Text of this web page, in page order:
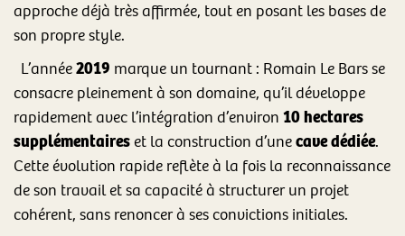
approche déjà très affirmée, tout en posant les bases de
son propre style.
L’année2019 marque un tournant : Romain Le Bars se
consacre pleinement à son domaine, qu’il développe
rapidement avec l’intégration d’environ 10 hectares
supplémentaireset la construction d’unecave dédiée.
Cette évolution rapide reflète à la fois la reconnaissance
de son travail et sa capacité à structurer un projet
cohérent, sans renoncer à ses convictions initiales.